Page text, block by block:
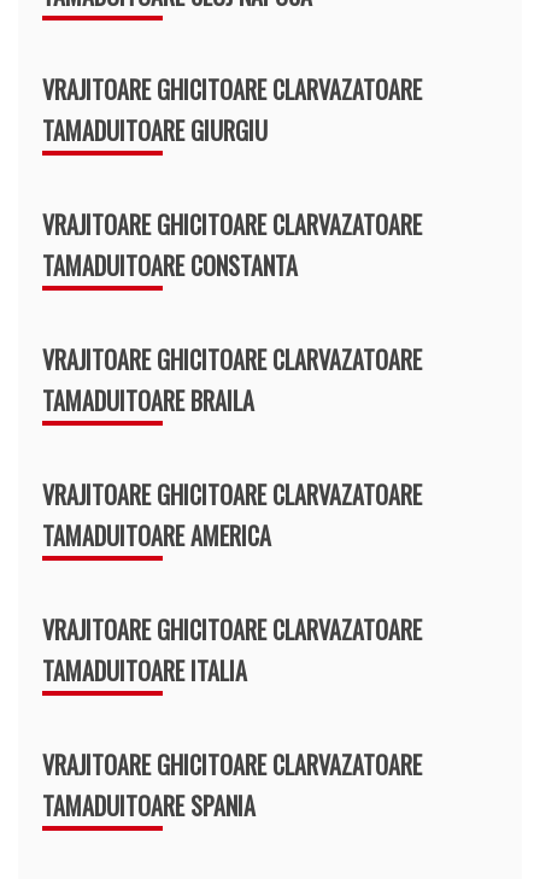
VRAJITOARE GHICITOARE CLARVAZATOARE
TAMADUITOARE GIURGIU
VRAJITOARE GHICITOARE CLARVAZATOARE
TAMADUITOARE CONSTANTA
VRAJITOARE GHICITOARE CLARVAZATOARE
TAMADUITOARE BRAILA
VRAJITOARE GHICITOARE CLARVAZATOARE
TAMADUITOARE AMERICA
VRAJITOARE GHICITOARE CLARVAZATOARE
TAMADUITOARE ITALIA
VRAJITOARE GHICITOARE CLARVAZATOARE
TAMADUITOARE SPANIA